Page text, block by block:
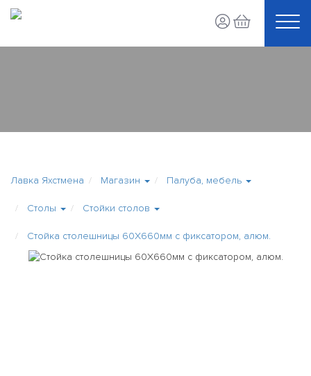
Лавка Яхстмена Магазин Палуба, мебель
Столы Стойки столов
Стойка столешницы 60Х660мм с фиксатором, алюм.